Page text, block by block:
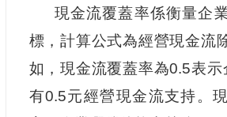
現金流覆蓋率係衡量企
標，計算公式為經營現金流
如，現金流覆蓋率為0.5表
有0.5元經營現金流支持。